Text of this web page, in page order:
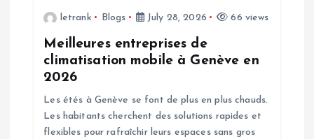
letrank Blogs July 28, 2026 66 views
Meilleures entreprises de
climatisation mobile à Genève en
2026
Les étés à Genève se font de plus en plus chauds.
Les habitants cherchent des solutions rapides et
flexibles pour rafraîchir leurs espaces sans gros